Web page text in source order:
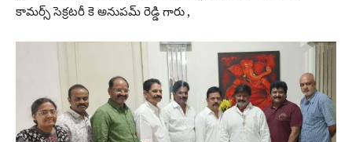
కామర్స్ సెక్రటరీ కె అనుపమ్ రెడ్డి గారు ,